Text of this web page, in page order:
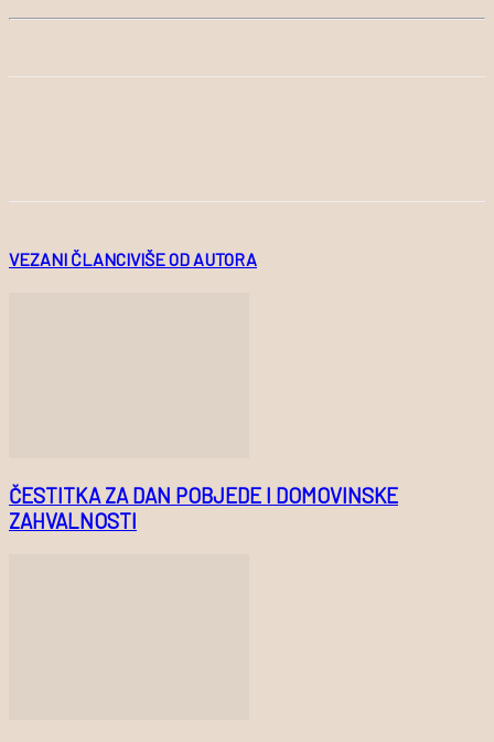
VEZANI ČLANCIVIŠE OD AUTORA
ČESTITKA ZA DAN POBJEDE I DOMOVINSKE
ZAHVALNOSTI